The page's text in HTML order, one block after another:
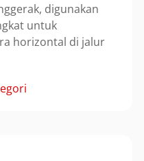
digunakan
untuk
horizontal di jalur